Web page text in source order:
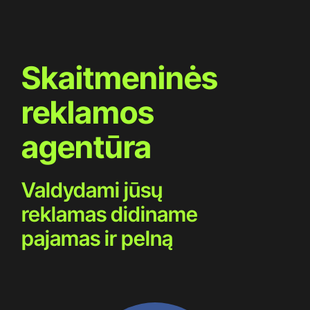
Skaitmeninės
reklamos
agentūra
Valdydami jūsų
reklamas didiname
pajamas ir pelną